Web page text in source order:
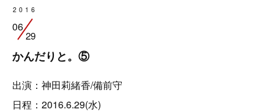
2016
06
29
かんだりと。⑤
出演：神田莉緒香/備前守
日程：2016.6.29(水)